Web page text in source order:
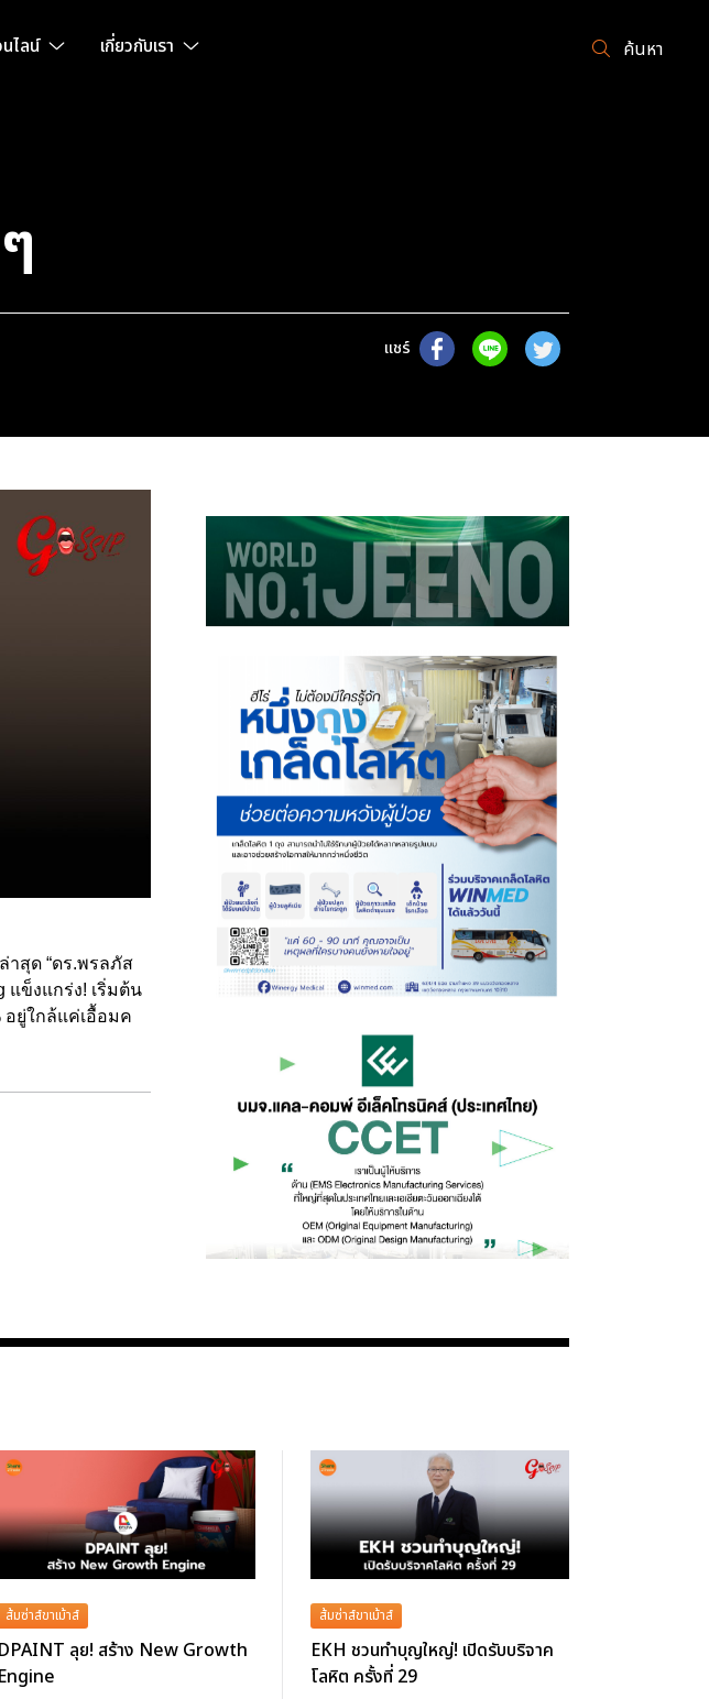
ไลน์ เกี่ยวกับเรา ค้นหา
แชร์
าสุด “ดร.พรลภัส
ข็งแกร่ง! เริ่มต้น
อยู่ใกล้แค่เอื้อมค
ส้มซ่าส์ขาเม้าส์
DPAINT ลุย! สร้าง New Growth
Engine
ส้มซ่าส์ขาเม้าส์
EKH ชวนทำบุญใหญ่! เปิดรับบริจาค
โลหิต ครั้งที่ 29